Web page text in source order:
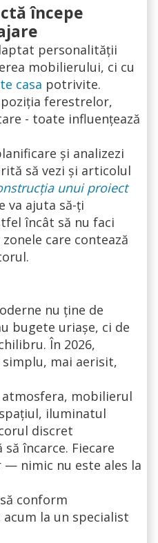
începe
personalității
mobilierului, ci cu
casa potrivite.
ferestrelor,
- toate influențează
și analizezi
să vezi și articolul
unui proiect
va ajuta să-ți
încât să nu faci
care contează
nu ține de
bugete uriașe, ci de
În 2026,
mai aerisit,
atmosfera, mobilierul
iluminatul
discret
încarce. Fiecare
nimic nu este ales la
conform
la un specialist